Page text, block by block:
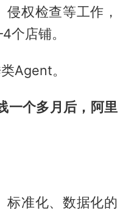
权检查等工作，
个店铺。
Agent。
一个多月后，阿里
标准化、数据化的